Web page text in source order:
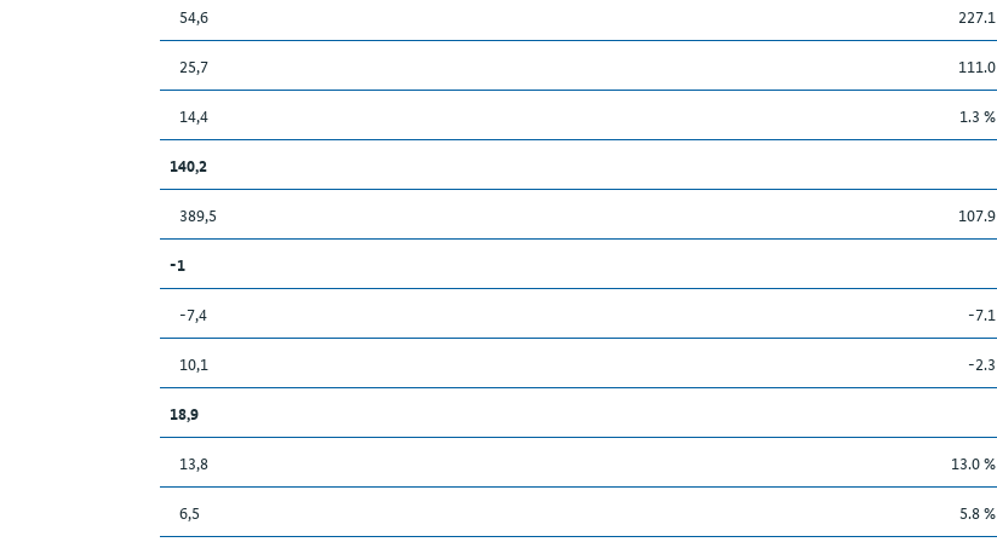
54,6 227.1
25,7 111.0
14,4 1.3 %
140,2
389,5 107.9
-1
-7,4 -7.1
10,1 -2.3
18,9
13,8 13.0 %
6,5 5.8 %